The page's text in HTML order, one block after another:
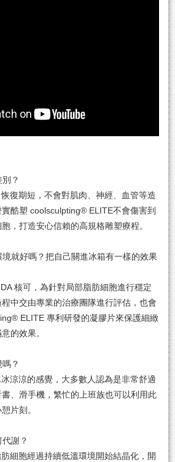
？
復期短，不會對肌肉、神經、⾎管等造
酷塑 coolsculpting® ELITE不會傷害到
，打造安心信賴的高規格雕塑療程。
就好嗎？把自己關進冰箱有一樣的效果
核可，為針對局部脂肪細胞進⾏穩定
中交由專業的治療團隊進⾏評估，也會
ELITE 專利研發的凝膠片來保護細緻
的效果。
？
涼涼的感覺，⼤多數⼈認為是非常舒適
、滑⼿機，繁忙的上班族也可以利⽤此
片刻。
謝？
細胞經過持續低溫環境開始結晶化，開